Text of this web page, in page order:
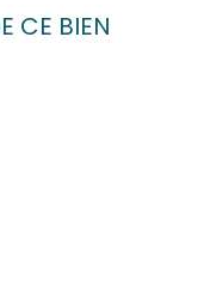
CE BIEN